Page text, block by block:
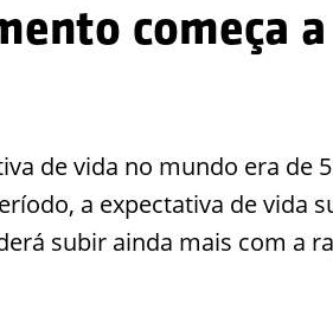
começa
de vida no mundo era de
a expectativa de vida
subir ainda mais com a